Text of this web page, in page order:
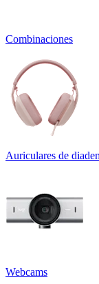
Combinaciones
Auriculares de
Webcams